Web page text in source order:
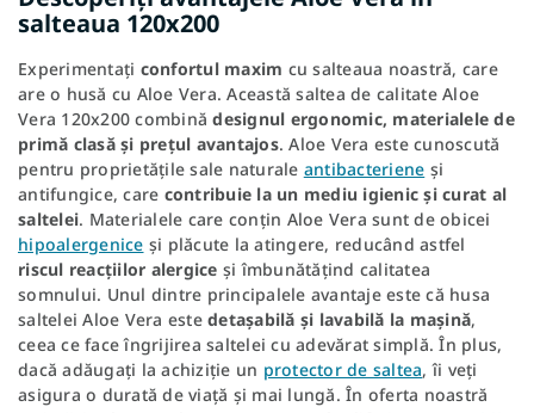
salteaua 120x200
Experimentați confortul maxim cu salteaua noastră, care
are o husă cu Aloe Vera. Această saltea de calitate Aloe
Vera 120x200 combinădesignul ergonomic, materialele de
primă clasă și prețul avantajos. Aloe Vera este cunoscută
pentru proprietățile sale naturale antibacteriene și
antifungice, care contribuie la un mediu igienic și curat al
saltelei. Materialele care conțin Aloe Vera sunt de obicei
hipoalergenice și plăcute la atingere, reducând astfel
riscul reacțiilor alergice și îmbunătățind calitatea
somnului. Unul dintre principalele avantaje este că husa
saltelei Aloe Vera este detașabilă și lavabilă la mașină,
ceea ce face îngrijirea saltelei cu adevărat simplă. În plus,
dacă adăugați la achiziție un protector de saltea, îi veți
asigura o durată de viață și mai lungă. În oferta noastră